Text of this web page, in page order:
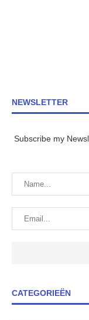
NEWSLETTER
Subscribe my
CATEGORIEËN